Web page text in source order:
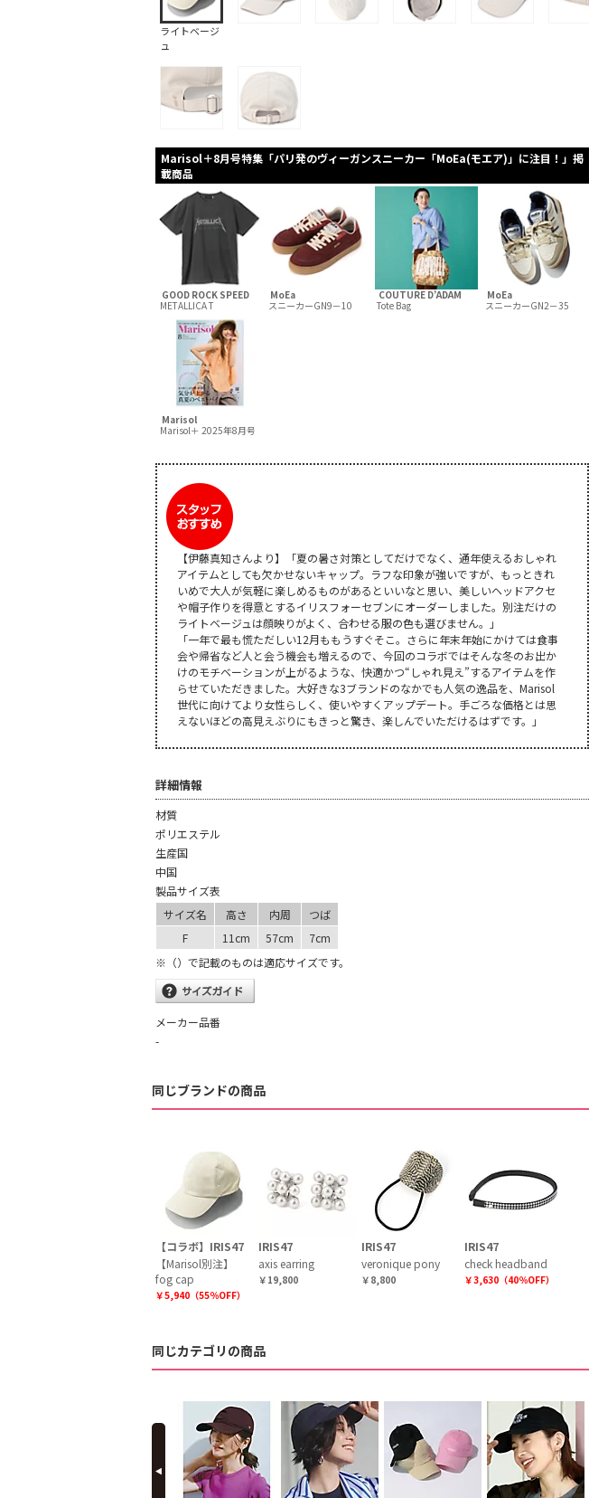
ライトベージ
ュ
Marisol＋8月号特集「パリ発のヴィーガンスニーカー「MoEa(モエア)」に注目！」掲
載商品
GOOD ROCK SPEED
METALLICA T
MoEa
スニーカーGN9－10
COUTURE D’ADAM
Tote Bag
MoEa
スニーカーGN2－35
Marisol
Marisol＋ 2025年8月号
【伊藤真知さんより】「夏の暑さ対策としてだけでなく、通年使えるおしゃれ
アイテムとしても欠かせないキャップ。ラフな印象が強いですが、もっときれ
いめで大人が気軽に楽しめるものがあるといいなと思い、美しいヘッドアクセ
や帽子作りを得意とするイリスフォーセブンにオーダーしました。別注だけの
ライトベージュは顔映りがよく、合わせる服の色も選びません。」
「一年で最も慌ただしい12月ももうすぐそこ。さらに年末年始にかけては食事
会や帰省など人と会う機会も増えるので、今回のコラボではそんな冬のお出か
けのモチベーションが上がるような、快適かつ“しゃれ見え”するアイテムを作
らせていただきました。大好きな3ブランドのなかでも人気の逸品を、Marisol
世代に向けてより女性らしく、使いやすくアップデート。手ごろな価格とは思
えないほどの高見えぶりにもきっと驚き、楽しんでいただけるはずです。」
詳細情報
材質
ポリエステル
生産国
中国
製品サイズ表
サイズ名
高さ 内周
つば
F
11cm 57cm
7cm
※（）で記載のものは適応サイズです。
メーカー品番
-
同じブランドの商品
【コラボ】IRIS47
【Marisol別注】
fog cap
￥5,940（55％OFF）
IRIS47
axis earring
￥19,800
IRIS47
veronique pony
￥8,800
IRIS47
check headband
￥3,630（40％OFF）
同じカテゴリの商品